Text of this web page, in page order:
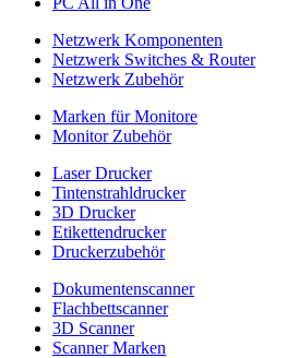
Netzwerk Komponenten
Netzwerk Switches & Router
Netzwerk Zubehör
Marken für Monitore
Monitor Zubehör
Laser Drucker
Tintenstrahldrucker
3D Drucker
Etikettendrucker
Druckerzubehör
Dokumentenscanner
Flachbettscanner
3D Scanner
Scanner Marken